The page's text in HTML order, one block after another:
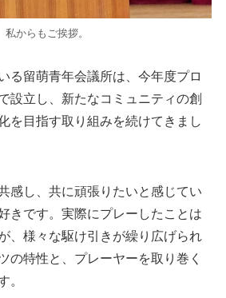
私からもご挨拶。
る留萌青年会議所は、今年度プロ
設立し、新たなコミュニティの創
を目指す取り組みを続けてきまし
感し、共に頑張りたいと感じてい
きです。実際にプレーしたことは
、様々な駆け引きが繰り広げられ
の特性と、プレーヤーを取り巻く
。